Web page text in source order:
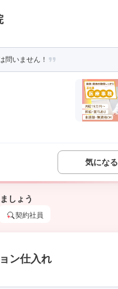
問いません！
気になる
しょう
契約社員
ン仕入れ